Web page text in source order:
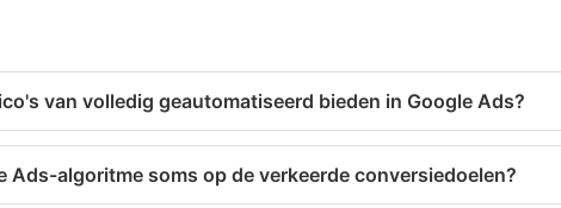
van volledig geautomatiseerd bieden in Google Ads?
Ads-algoritme soms op de verkeerde conversiedoelen?